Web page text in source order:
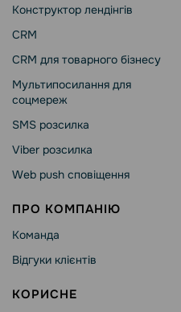
Конструктор лендінгів
CRM
CRM для товарного бізнесу
Мультипосилання для
соцмереж
SMS розсилка
Viber розсилка
Web push сповіщення
ПРО КОМПАНІЮ
Команда
Відгуки клієнтів
КОРИСНЕ